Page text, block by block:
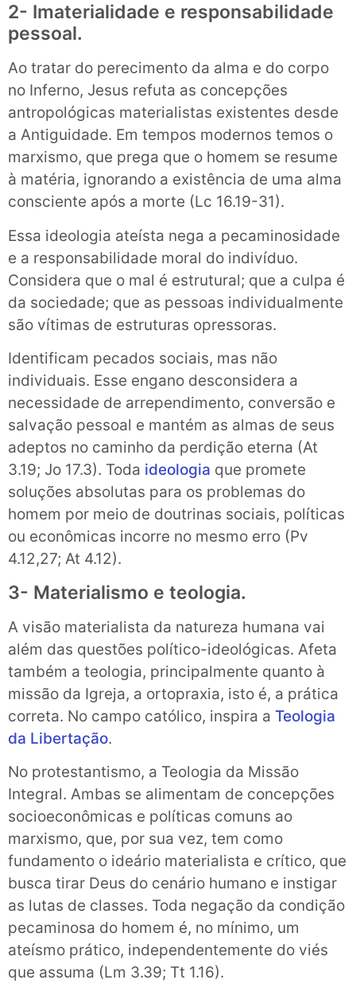
2- Imaterialidade e responsabilidade
pessoal.
Ao tratar do perecimento da alma e do corpo
no Inferno, Jesus refuta as concepções
antropológicas materialistas existentes desde
a Antiguidade. Em tempos modernos temos o
marxismo, que prega que o homem se resume
à matéria, ignorando a existência de uma alma
consciente após a morte (Lc 16.19-31).
Essa ideologia ateísta nega a pecaminosidade
e a responsabilidade moral do indivíduo.
Considera que o mal é estrutural; que a culpa é
da sociedade; que as pessoas individualmente
são vítimas de estruturas opressoras.
Identificam pecados sociais, mas não
individuais. Esse engano desconsidera a
necessidade de arrependimento, conversão e
salvação pessoal e mantém as almas de seus
adeptos no caminho da perdição eterna (At
3.19; Jo 17.3). Toda ideologia que promete
soluções absolutas para os problemas do
homem por meio de doutrinas sociais, políticas
ou econômicas incorre no mesmo erro (Pv
4.12,27; At 4.12).
3- Materialismo e teologia.
A visão materialista da natureza humana vai
além das questões político-ideológicas. Afeta
também a teologia, principalmente quanto à
missão da Igreja, a ortopraxia, isto é, a prática
correta. No campo católico, inspira a Teologia
da Libertação.
No protestantismo, a Teologia da Missão
Integral. Ambas se alimentam de concepções
socioeconômicas e políticas comuns ao
marxismo, que, por sua vez, tem como
fundamento o ideário materialista e crítico, que
busca tirar Deus do cenário humano e instigar
as lutas de classes. Toda negação da condição
pecaminosa do homem é, no mínimo, um
ateísmo prático, independentemente do viés
que assuma (Lm 3.39; Tt 1.16).